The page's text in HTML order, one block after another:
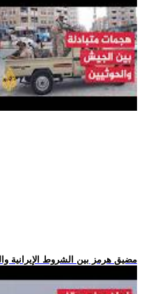
.. مضيق هرمز بين الشروط الإيرانية